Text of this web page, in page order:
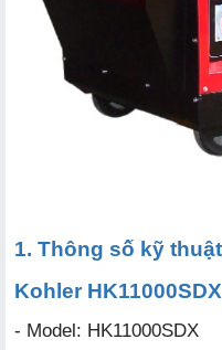
1. Thông số kỹ
Kohler HK11000SDX
- Model: HK11000SDX